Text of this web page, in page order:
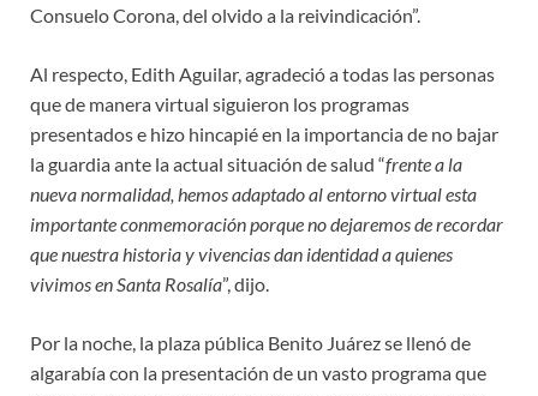
Consuelo Corona, del olvido a la reivindicación”.
Al respecto, Edith Aguilar, agradeció a todas las personas
que de manera virtual siguieron los programas
presentados e hizo hincapié en la importancia de no bajar
la guardia ante la actual situación de salud “frente a la
nueva normalidad, hemos adaptado al entorno virtual esta
importante conmemoración porque no dejaremos de recordar
que nuestra historia y vivencias dan identidad a quienes
vivimos en Santa Rosalía”, dijo.
Por la noche, la plaza pública Benito Juárez se llenó de
algarabía con la presentación de un vasto programa que